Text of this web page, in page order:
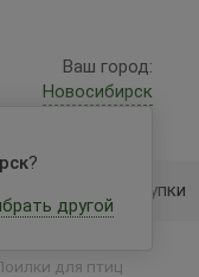
Ваш город:
Новосибирск
?
другой
Оптовые закупки
для птиц